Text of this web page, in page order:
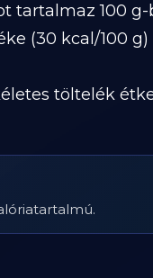
tartalmaz 100 g-
(30 kcal/100
töltelék